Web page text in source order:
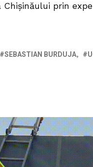
prin
SEBASTIAN BURDUJA